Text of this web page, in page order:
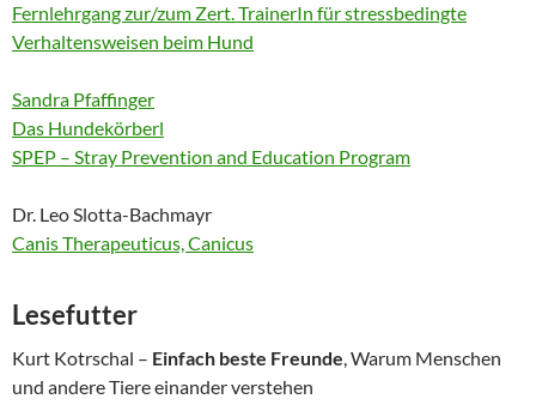
Fernlehrgang zur/zum Zert. TrainerIn für stressbedingte
Verhaltensweisen beim Hund
Sandra Pfaffinger
Das Hundekörberl
SPEP – Stray Prevention and Education Program
Dr. Leo Slotta-Bachmayr
Canis Therapeuticus, Canicus
Lesefutter
Kurt Kotrschal – Einfach beste Freunde, Warum Menschen
und andere Tiere einander verstehen